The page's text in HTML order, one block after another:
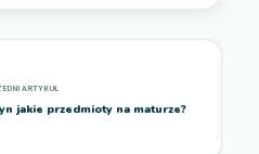
jakie przedmioty na maturze?